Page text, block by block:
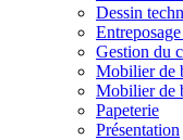
Dessin
Gestion du
Mobilier de
Mobilier de
Papeterie
Présentation